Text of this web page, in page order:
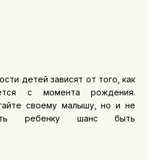
детей зависят от того, как
с момента рождения.
своему малышу, но и не
ребенку шанс быть